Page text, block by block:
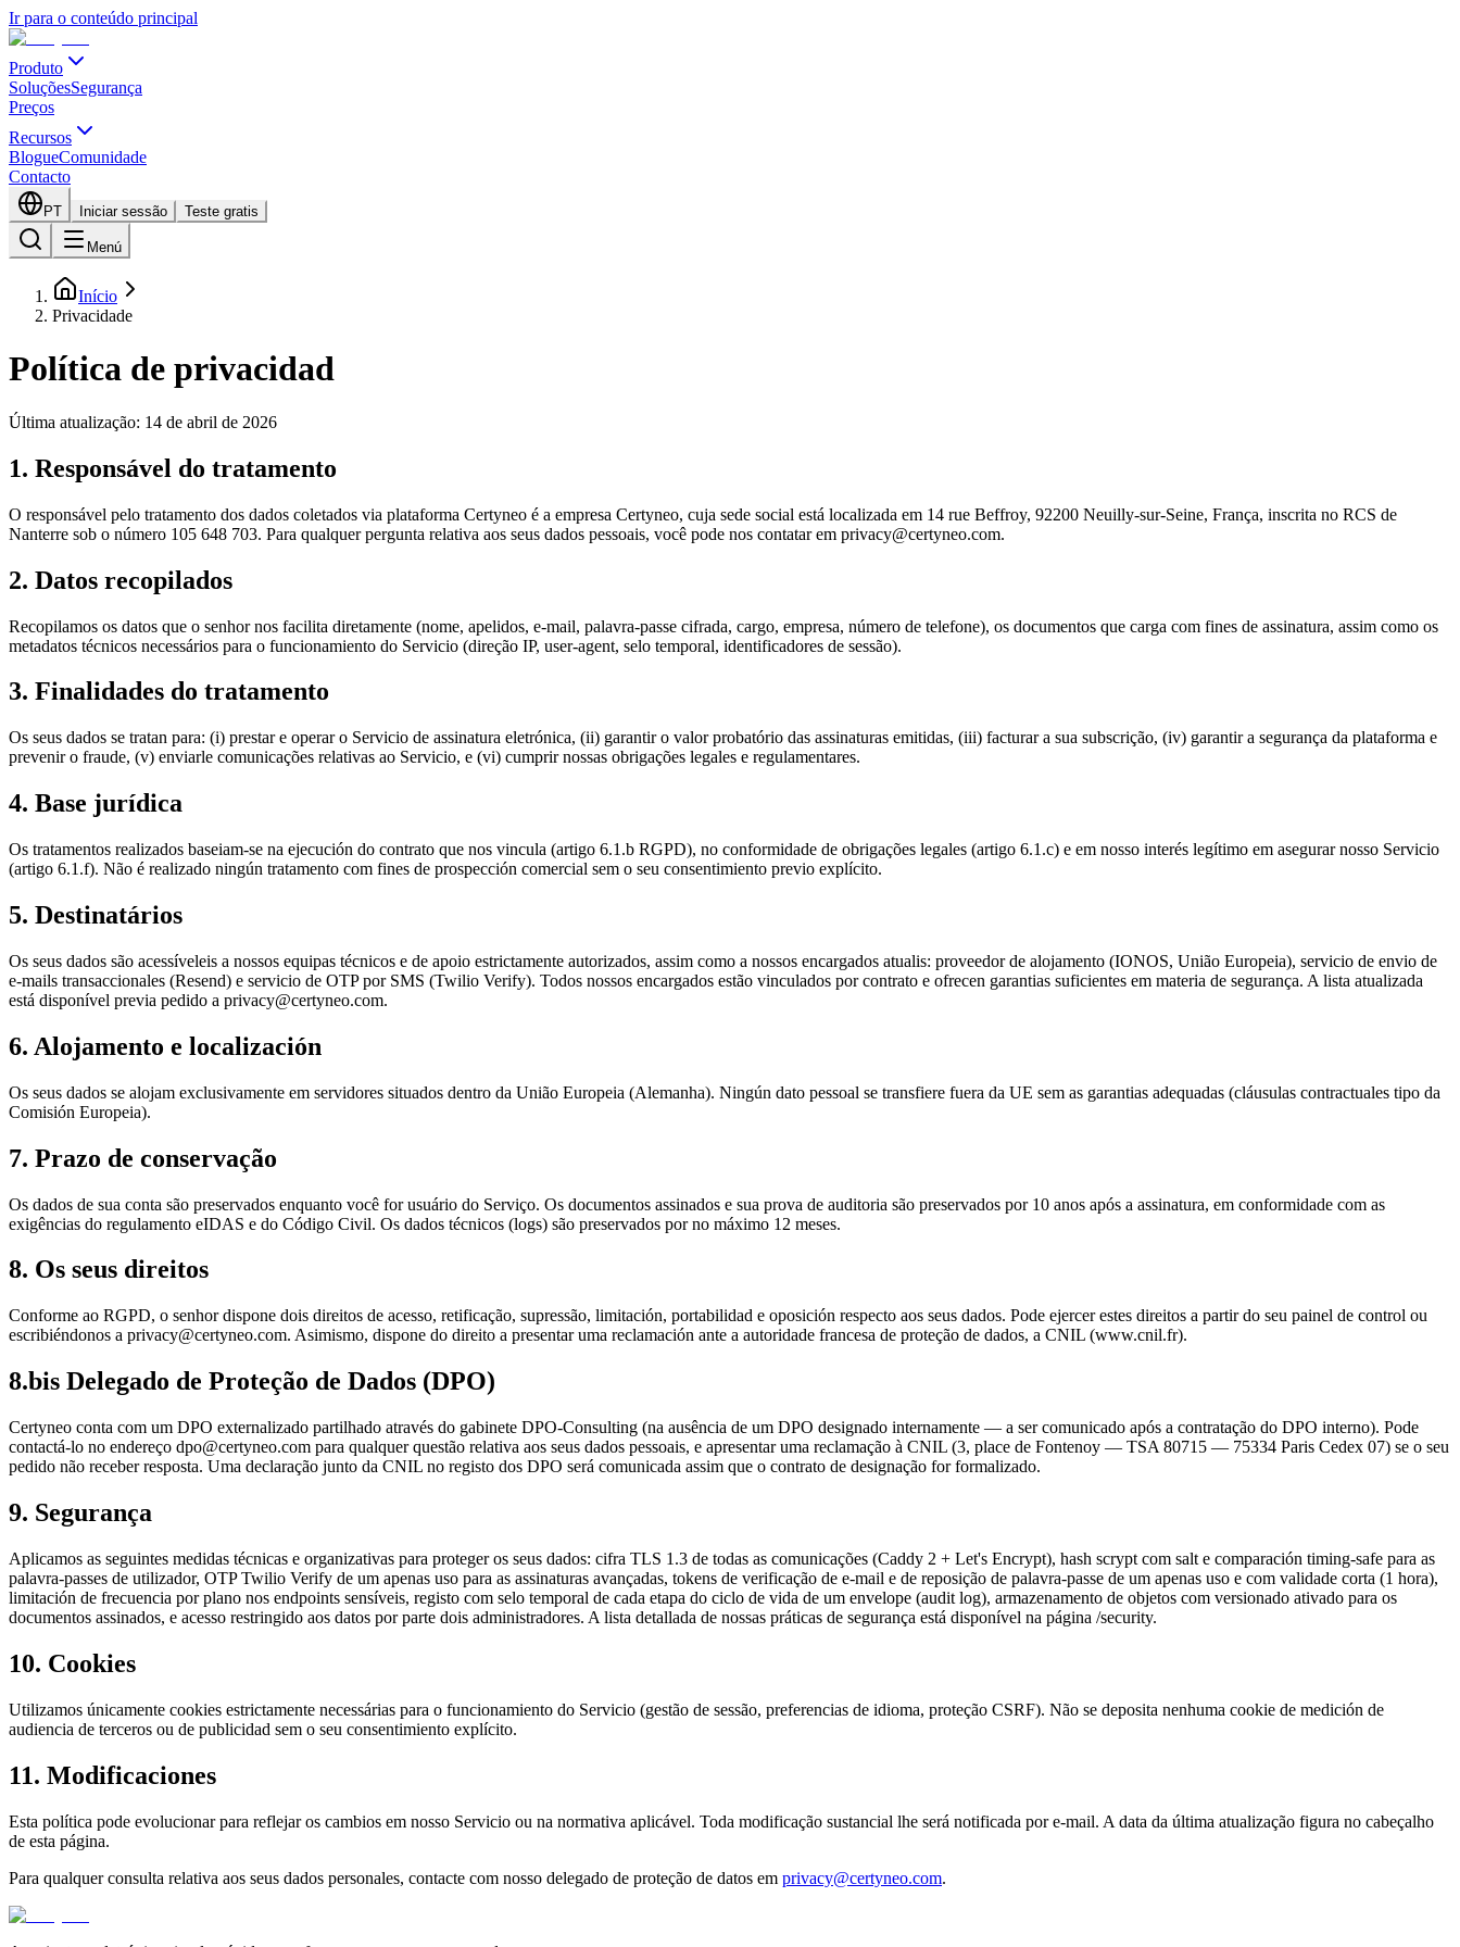
Ir para o conteúdo principal
Produto
SoluçõesSegurança
Preços
Recursos
BlogueComunidade
Contacto
PT Iniciar sessão Teste gratis
Menú
Início
Privacidade
Política de privacidad
Última atualização: 14 de abril de 2026
1. Responsável do tratamento
O responsável pelo tratamento dos dados coletados via plataforma Certyneo é a empresa Certyneo, cuja sede social está localizada em 14 rue Beffroy, 92200 Neuilly-sur-Seine, França, inscrita no RCS de
Nanterre sob o número 105 648 703. Para qualquer pergunta relativa aos seus dados pessoais, você pode nos contatar em privacy@certyneo.com.
2. Datos recopilados
Recopilamos os datos que o senhor nos facilita diretamente (nome, apelidos, e-mail, palavra-passe cifrada, cargo, empresa, número de telefone), os documentos que carga com fines de assinatura, assim como os
metadatos técnicos necessários para o funcionamiento do Servicio (direção IP, user-agent, selo temporal, identificadores de sessão).
3. Finalidades do tratamento
Os seus dados se tratan para: (i) prestar e operar o Servicio de assinatura eletrónica, (ii) garantir o valor probatório das assinaturas emitidas, (iii) facturar a sua subscrição, (iv) garantir a segurança da plataforma e
prevenir o fraude, (v) enviarle comunicações relativas ao Servicio, e (vi) cumprir nossas obrigações legales e regulamentares.
4. Base jurídica
Os tratamentos realizados baseiam-se na ejecución do contrato que nos vincula (artigo 6.1.b RGPD), no conformidade de obrigações legales (artigo 6.1.c) e em nosso interés legítimo em asegurar nosso Servicio
(artigo 6.1.f). Não é realizado ningún tratamento com fines de prospección comercial sem o seu consentimiento previo explícito.
5. Destinatários
Os seus dados são acessíveleis a nossos equipas técnicos e de apoio estrictamente autorizados, assim como a nossos encargados atualis: proveedor de alojamento (IONOS, União Europeia), servicio de envio de
e-mails transaccionales (Resend) e servicio de OTP por SMS (Twilio Verify). Todos nossos encargados estão vinculados por contrato e ofrecen garantias suficientes em materia de segurança. A lista atualizada
está disponível previa pedido a privacy@certyneo.com.
6. Alojamento e localización
Os seus dados se alojam exclusivamente em servidores situados dentro da União Europeia (Alemanha). Ningún dato pessoal se transfiere fuera da UE sem as garantias adequadas (cláusulas contractuales tipo da
Comisión Europeia).
7. Prazo de conservação
Os dados de sua conta são preservados enquanto você for usuário do Serviço. Os documentos assinados e sua prova de auditoria são preservados por 10 anos após a assinatura, em conformidade com as
exigências do regulamento eIDAS e do Código Civil. Os dados técnicos (logs) são preservados por no máximo 12 meses.
8. Os seus direitos
Conforme ao RGPD, o senhor dispone dois direitos de acesso, retificação, supressão, limitación, portabilidad e oposición respecto aos seus dados. Pode ejercer estes direitos a partir do seu painel de control ou
escribiéndonos a privacy@certyneo.com. Asimismo, dispone do direito a presentar uma reclamación ante a autoridade francesa de proteção de dados, a CNIL (www.cnil.fr).
8.bis Delegado de Proteção de Dados (DPO)
Certyneo conta com um DPO externalizado partilhado através do gabinete DPO-Consulting (na ausência de um DPO designado internamente — a ser comunicado após a contratação do DPO interno). Pode
contactá-lo no endereço dpo@certyneo.com para qualquer questão relativa aos seus dados pessoais, e apresentar uma reclamação à CNIL (3, place de Fontenoy — TSA 80715 — 75334 Paris Cedex 07) se o seu
pedido não receber resposta. Uma declaração junto da CNIL no registo dos DPO será comunicada assim que o contrato de designação for formalizado.
9. Segurança
Aplicamos as seguintes medidas técnicas e organizativas para proteger os seus dados: cifra TLS 1.3 de todas as comunicações (Caddy 2 + Let's Encrypt), hash scrypt com salt e comparación timing-safe para as
palavra-passes de utilizador, OTP Twilio Verify de um apenas uso para as assinaturas avançadas, tokens de verificação de e-mail e de reposição de palavra-passe de um apenas uso e com validade corta (1 hora),
limitación de frecuencia por plano nos endpoints sensíveis, registo com selo temporal de cada etapa do ciclo de vida de um envelope (audit log), armazenamento de objetos com versionado ativado para os
documentos assinados, e acesso restringido aos datos por parte dois administradores. A lista detallada de nossas práticas de segurança está disponível na página /security.
10. Cookies
Utilizamos únicamente cookies estrictamente necessárias para o funcionamiento do Servicio (gestão de sessão, preferencias de idioma, proteção CSRF). Não se deposita nenhuma cookie de medición de
audiencia de terceros ou de publicidad sem o seu consentimiento explícito.
11. Modificaciones
Esta política pode evolucionar para reflejar os cambios em nosso Servicio ou na normativa aplicável. Toda modificação sustancial lhe será notificada por e-mail. A data da última atualização figura no cabeçalho
de esta página.
Para qualquer consulta relativa aos seus dados personales, contacte com nosso delegado de proteção de datos em privacy@certyneo.com.